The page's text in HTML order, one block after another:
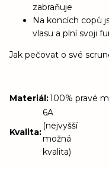
zabraňuje
Na koncích copů
vlasu a plní svoji
Jak pečovat o své
Materiál:100% pravé
Kvalita:
6A
(nejvyšší
možná
kvalita)